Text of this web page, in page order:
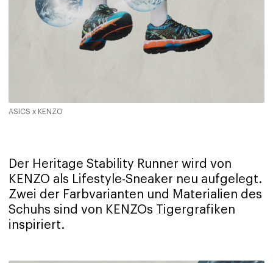
ASICS x KENZO
Der Heritage Stability Runner wird von
KENZO als Lifestyle-Sneaker neu aufgelegt.
Zwei der Farbvarianten und Materialien des
Schuhs sind von KENZOs Tigergrafiken
inspiriert.